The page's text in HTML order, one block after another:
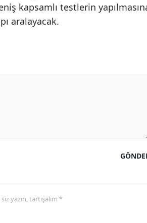
Samsun
Uşak
kapsamlı testlerin
aralayacak.
yazın, tartışalım *